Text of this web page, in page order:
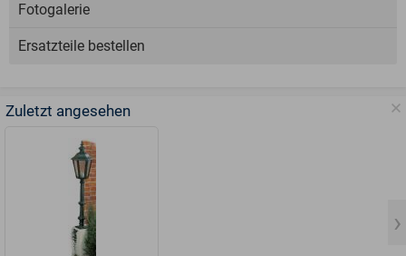
Fotogalerie
Ersatzteile bestellen
Zuletzt angesehen